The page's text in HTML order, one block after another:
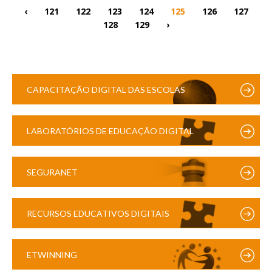
‹ 121 122 123 124 125 126
127
128
129 ›
CAPACITAÇÃO DIGITAL DAS ESCOLAS
LABORATÓRIOS DE EDUCAÇÃO DIGITAL
SEGURANET
RECURSOS EDUCATIVOS DIGITAIS
ETWINNING